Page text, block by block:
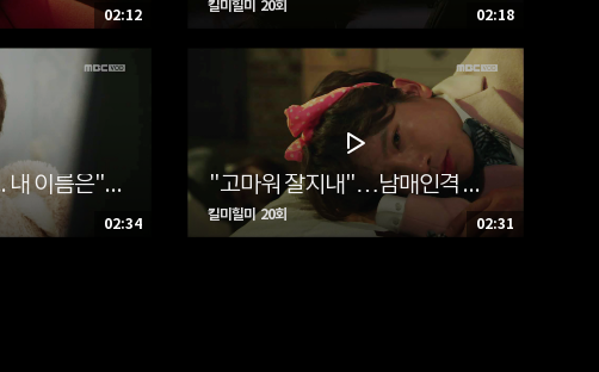
02:12
킬미힐미 20회
02:18
"얘 이름이 나나구.. 내 이름은"…어린 차도현 인격(지성) & 나나 등장, 리진(황정음)과 마주
02:34
"고마워 잘지내"…남매인격 요섭·요나(지성)도 떠났다, 리진(황정음) 폭풍오열
킬미힐미 20회
02:31